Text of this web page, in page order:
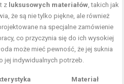
z luksusowych materiałów, takich jak
że są nie tylko piękne, ale również
na specjalne zamówienie
co przyczynia się do ich wysokiej
może mieć pewność, że jej suknia
jej indywidualnych potrzeb.
Materiał